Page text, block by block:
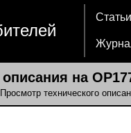
Статьи
на
технического